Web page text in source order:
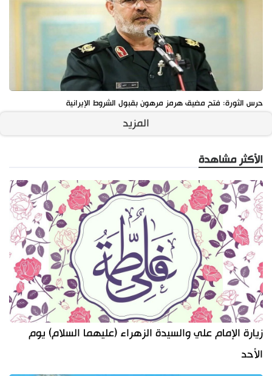
حرس الثورة: فتح مضيق هرمز مرهون بقبول الشروط الإيرانية
المزيد
الأكثر مشاهدة
زيارة الإمام علي والسيدة الزهراء (عليهما السلام) يوم
الأحد